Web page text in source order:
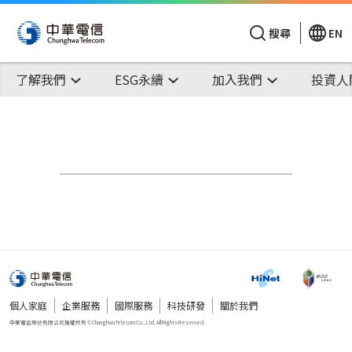
搜尋 EN
了解我們 ESG永續 加入我們 投資
個人家庭 企業服務 國際服務 科技研發 關於我們